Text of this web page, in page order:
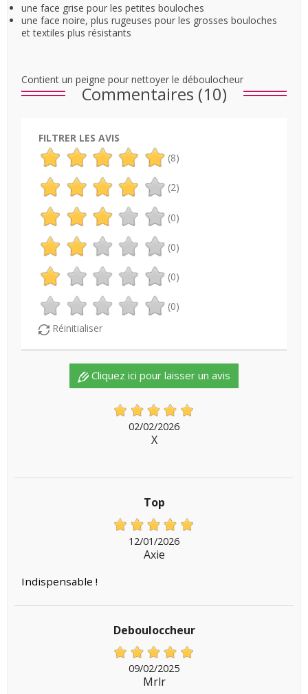
une face grise pour les petites bouloches
une face noire, plus rugeuses pour les grosses bouloches
et textiles plus résistants
Contient un peigne pour nettoyer le déboulocheur
Commentaires (10)
FILTRER LES AVIS
(8)
(2)
(0)
(0)
(0)
(0)
Réinitialiser
Cliquez ici pour laisser un avis
02/02/2026
X
Top
12/01/2026
Axie
Indispensable !
Debouloccheur
09/02/2025
Mrlr